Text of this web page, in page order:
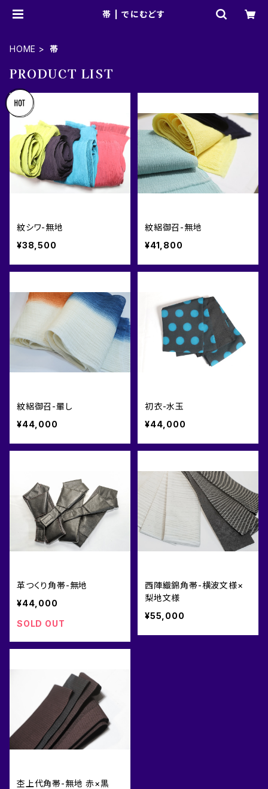
帯 | でにむどす
HOME 帯
PRODUCT LIST
紋シワ-無地
¥38,500
紋絽御召-無地
¥41,800
紋絽御召-暈し
¥44,000
初衣-水玉
¥44,000
革つくり角帯-無地
¥44,000
SOLD OUT
西陣織錦角帯-横波文様×
梨地文様
¥55,000
杢上代角帯-無地 赤×黒